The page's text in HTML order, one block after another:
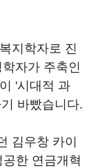
지학자로 진
자가 주축인
'시대적 과
바빴습니다.
김우창 카이
한 연금개혁